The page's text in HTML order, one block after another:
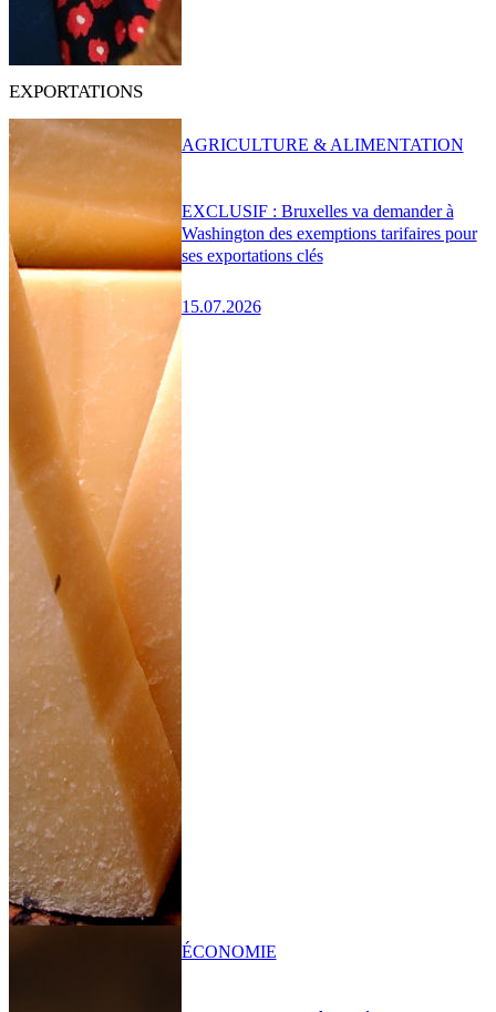
EXPORTATIONS
EXCLUSIF : Bruxelles va demander à
Washington des exemptions tarifaires pour
ses exportations clés
15.07.2026
AGRICULTURE & ALIMENTATION
ÉCONOMIE